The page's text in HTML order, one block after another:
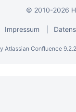
© 2010-2026
Impressum
Atlassian Confluence